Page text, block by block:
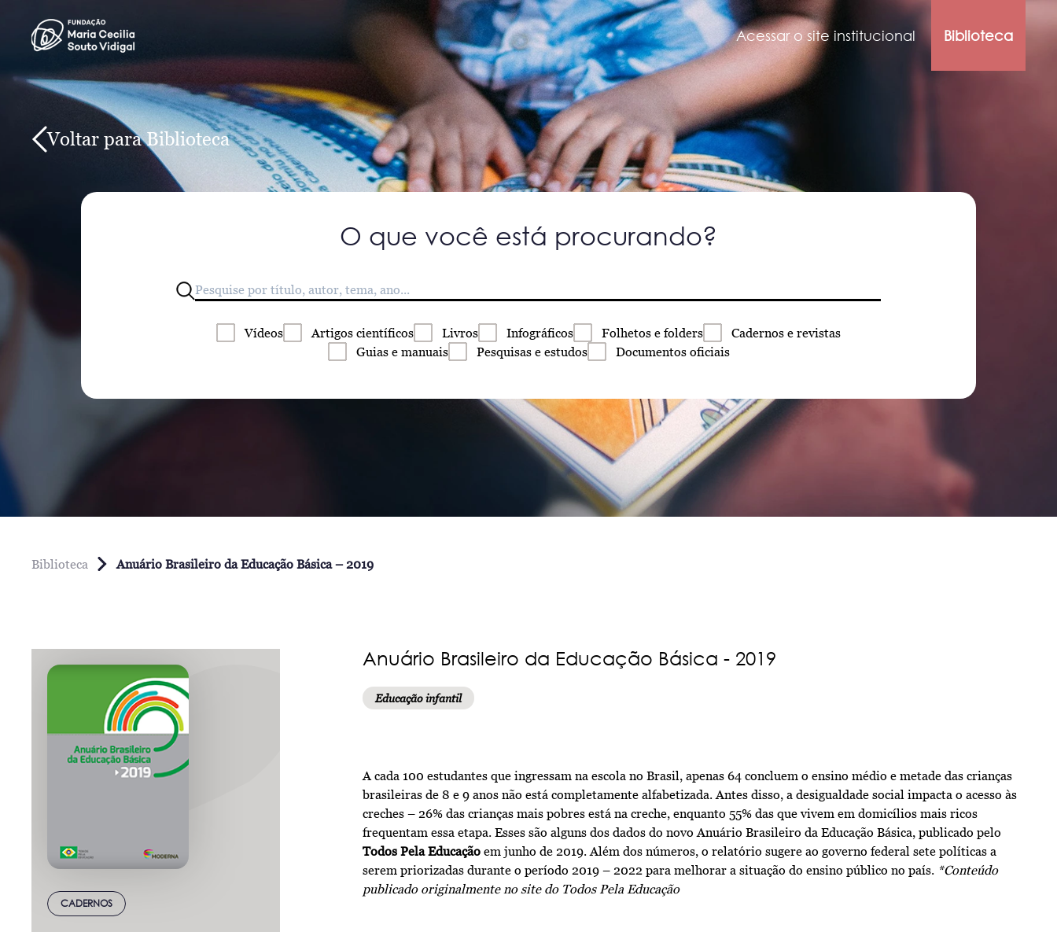
Acessar o site institucional Biblioteca
Voltar para Biblioteca
O que você está procurando?
Vídeos Artigos científicos Livros Infográficos Folhetos e folders Cadernos e revistas
Guias e manuais Pesquisas e estudos Documentos oficiais
Biblioteca Anuário Brasileiro da Educação Básica – 2019
CADERNOS
Anuário Brasileiro da Educação Básica - 2019
Educação infantil
A cada 100 estudantes que ingressam na escola no Brasil, apenas 64 concluem o ensino médio e metade das crianças
brasileiras de 8 e 9 anos não está completamente alfabetizada. Antes disso, a desigualdade social impacta o acesso às
creches – 26% das crianças mais pobres está na creche, enquanto 55% das que vivem em domicílios mais ricos
frequentam essa etapa. Esses são alguns dos dados do novo Anuário Brasileiro da Educação Básica, publicado pelo
Todos Pela Educação em junho de 2019. Além dos números, o relatório sugere ao governo federal sete políticas a
serem priorizadas durante o período 2019 – 2022 para melhorar a situação do ensino público no país. *Conteúdo
publicado originalmente no site do Todos Pela Educação